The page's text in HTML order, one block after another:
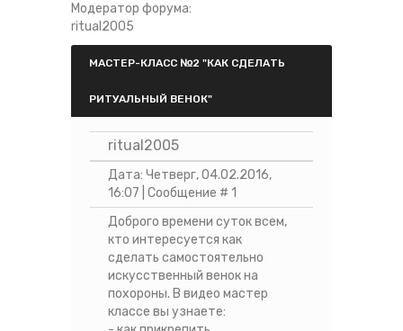
Модератор форума:
ritual2005
МАСТЕР-КЛАСС №2 "КАК СДЕЛАТЬ
РИТУАЛЬНЫЙ ВЕНОК"
ritual2005
Дата: Четверг, 04.02.2016,
16:07 | Сообщение # 1
Доброго времени суток всем,
кто интересуется как
сделать самостоятельно
искусственный венок на
похороны. В видео мастер
классе вы узнаете: